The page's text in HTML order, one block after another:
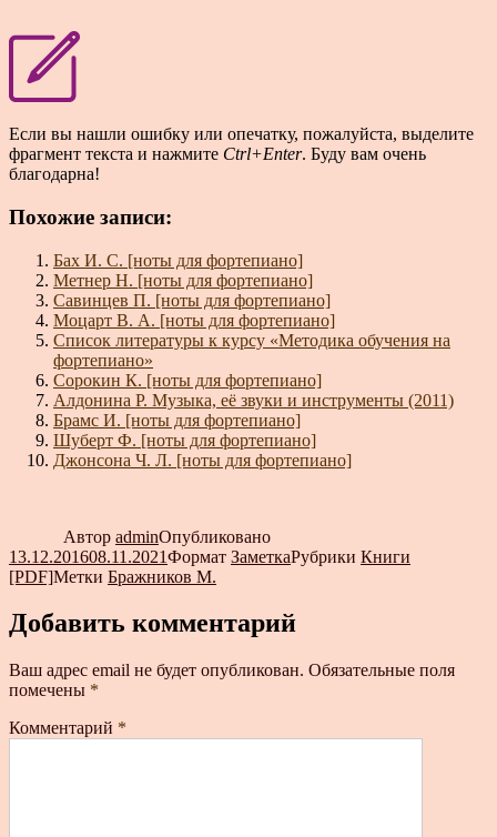
Если вы нашли ошибку или опечатку, пожалуйста, выделите
фрагмент текста и нажмите Ctrl+Enter. Буду вам очень
благодарна!
Похожие записи:
Бах И. С. [ноты для фортепиано]
Метнер Н. [ноты для фортепиано]
Савинцев П. [ноты для фортепиано]
Моцарт В. А. [ноты для фортепиано]
Список литературы к курсу «Методика обучения на
фортепиано»
Сорокин К. [ноты для фортепиано]
Алдонина Р. Музыка, её звуки и инструменты (2011)
Брамс И. [ноты для фортепиано]
Шуберт Ф. [ноты для фортепиано]
Джонсона Ч. Л. [ноты для фортепиано]
Автор adminОпубликовано
13.12.201608.11.2021Формат ЗаметкаРубрики Книги
[PDF]Метки Бражников М.
Добавить комментарий
Ваш адрес email не будет опубликован. Обязательные поля
помечены *
Комментарий *